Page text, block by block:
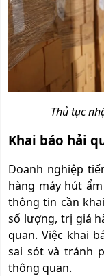
Thủ tục
Khai báo hải
Doanh nghiệp
hàng máy hút
thông tin cần
số lượng, trị giá
quan. Việc khai
sai sót và tránh
thông quan.